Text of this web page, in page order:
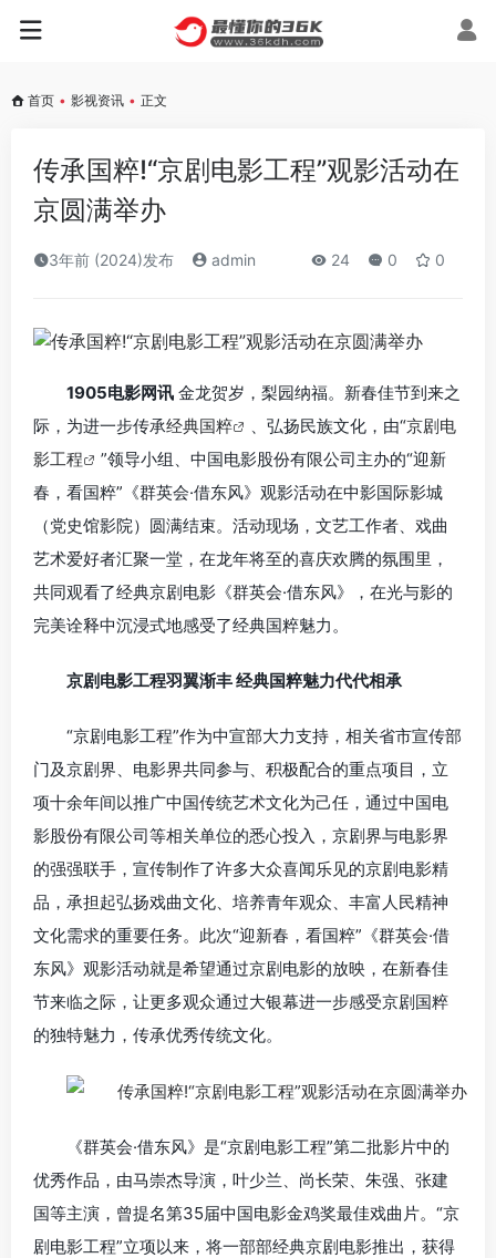
首页 • 影视资讯 • 正文
传承国粹!“京剧电影工程”观影活动在
京圆满举办
3年前 (2024)发布 admin 24 0 0
1905电影网讯 金龙贺岁，梨园纳福。新春佳节到来之
际，为进一步传承经典国粹 、弘扬民族文化，由“京剧电
影工程
”领导小组、中国电影股份有限公司主办的“迎新
春，看国粹”《群英会·借东风》观影活动在中影国际影城
（党史馆影院）圆满结束。活动现场，文艺工作者、戏曲
艺术爱好者汇聚一堂，在龙年将至的喜庆欢腾的氛围里，
共同观看了经典京剧电影《群英会·借东风》，在光与影的
完美诠释中沉浸式地感受了经典国粹魅力。
京剧电影工程羽翼渐丰 经典国粹魅力代代相承
“京剧电影工程”作为中宣部大力支持，相关省市宣传部
门及京剧界、电影界共同参与、积极配合的重点项目，立
项十余年间以推广中国传统艺术文化为己任，通过中国电
影股份有限公司等相关单位的悉心投入，京剧界与电影界
的强强联手，宣传制作了许多大众喜闻乐见的京剧电影精
品，承担起弘扬戏曲文化、培养青年观众、丰富人民精神
文化需求的重要任务。此次“迎新春，看国粹”《群英会·借
东风》观影活动就是希望通过京剧电影的放映，在新春佳
节来临之际，让更多观众通过大银幕进一步感受京剧国粹
的独特魅力，传承优秀传统文化。
《群英会·借东风》是“京剧电影工程”第二批影片中的
优秀作品，由马崇杰导演，叶少兰、尚长荣、朱强、张建
国等主演，曾提名第35届中国电影金鸡奖最佳戏曲片。“京
剧电影工程”立项以来，将一部部经典京剧电影推出，获得